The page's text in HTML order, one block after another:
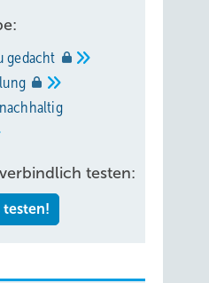
gedacht
testen: